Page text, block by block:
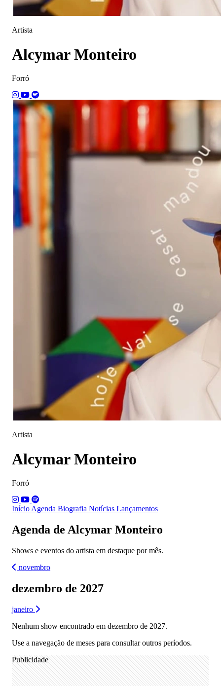
Artista
Alcymar Monteiro
Forró
Artista
Alcymar Monteiro
Forró
Início Agenda Biografia Notícias Lançamentos
Agenda de Alcymar Monteiro
Shows e eventos do artista em destaque por mês.
novembro
dezembro de 2027
janeiro
Nenhum show encontrado em dezembro de 2027.
Use a navegação de meses para consultar outros períodos.
Publicidade